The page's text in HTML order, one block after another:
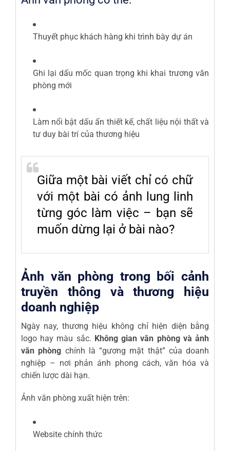
Thuyết phục khách hàng khi trình bày dự án
Ghi lại dấu mốc quan trọng khi khai trương văn
phòng mới
Làm nổi bật dấu ấn thiết kế, chất liệu nội thất và
tư duy bài trí của thương hiệu
Giữa một bài viết chỉ có chữ
với một bài có ảnh lung linh
từng góc làm việc – bạn sẽ
muốn dừng lại ở bài nào?
Ảnh văn phòng trong bối cảnh
truyền thông và thương hiệu
doanh nghiệp
Ngày nay, thương hiệu không chỉ hiện diện bằng
logo hay màu sắc. Không gian văn phòng và ảnh
văn phòng chính là “gương mặt thật” của doanh
nghiệp – nơi phản ánh phong cách, văn hóa và
chiến lược dài hạn.
Ảnh văn phòng xuất hiện trên:
Website chính thức